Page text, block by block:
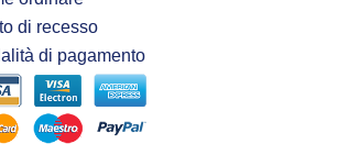
di recesso
di pagamento